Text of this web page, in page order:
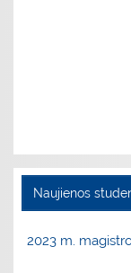
Naujienos
2023 m.